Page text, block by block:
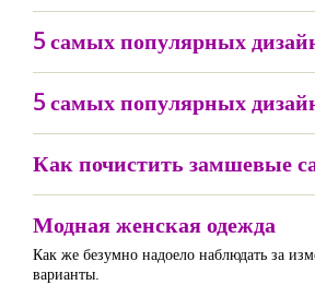
5 самых популярных
5 самых популярных
Как почистить замшевые
Модная женская одежда
Как же безумно надоело наблюдать за
варианты.